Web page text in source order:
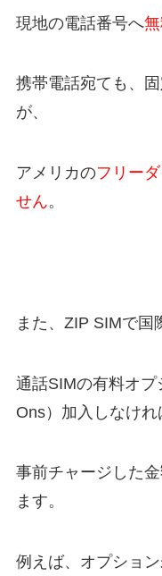
現地の電話番号へ
携帯電話宛ても、固
が、
アメリカのフリー
せん。
また、ZIP SIMで国
通話SIMの有料オ
Ons）加入しなけれ
事前チャージした
ます。
例えば、オプショ